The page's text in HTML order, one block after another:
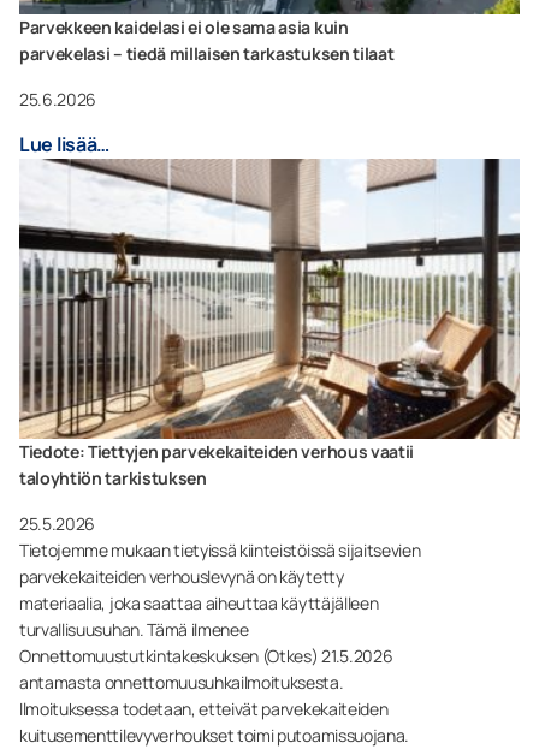
Parvekkeen kaidelasi ei ole sama asia kuin
parvekelasi – tiedä millaisen tarkastuksen tilaat
25.6.2026
Lue lisää…
Tiedote: Tiettyjen parvekekaiteiden verhous vaatii
taloyhtiön tarkistuksen
25.5.2026
Tietojemme mukaan tietyissä kiinteistöissä sijaitsevien
parvekekaiteiden verhouslevynä on käytetty
materiaalia, joka saattaa aiheuttaa käyttäjälleen
turvallisuusuhan. Tämä ilmenee
Onnettomuustutkintakeskuksen (Otkes) 21.5.2026
antamasta onnettomuusuhkailmoituksesta.
Ilmoituksessa todetaan, etteivät parvekekaiteiden
kuitusementtilevyverhoukset toimi putoamissuojana.